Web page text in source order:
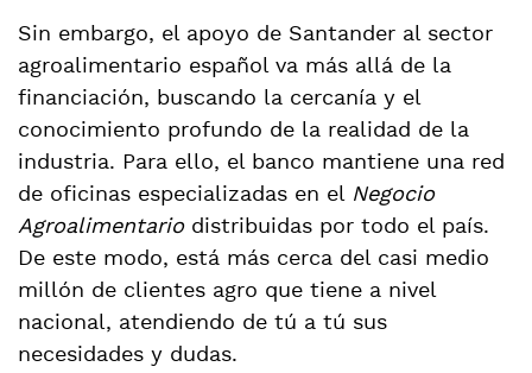
Sin embargo, el apoyo de Santander al sector
agroalimentario español va más allá de la
financiación, buscando la cercanía y el
conocimiento profundo de la realidad de la
industria. Para ello, el banco mantiene una red
de oficinas especializadas en el Negocio
Agroalimentariodistribuidas por todo el país.
De este modo, está más cerca del casi medio
millón de clientes agro que tiene a nivel
nacional, atendiendo de tú a tú sus
necesidades y dudas.